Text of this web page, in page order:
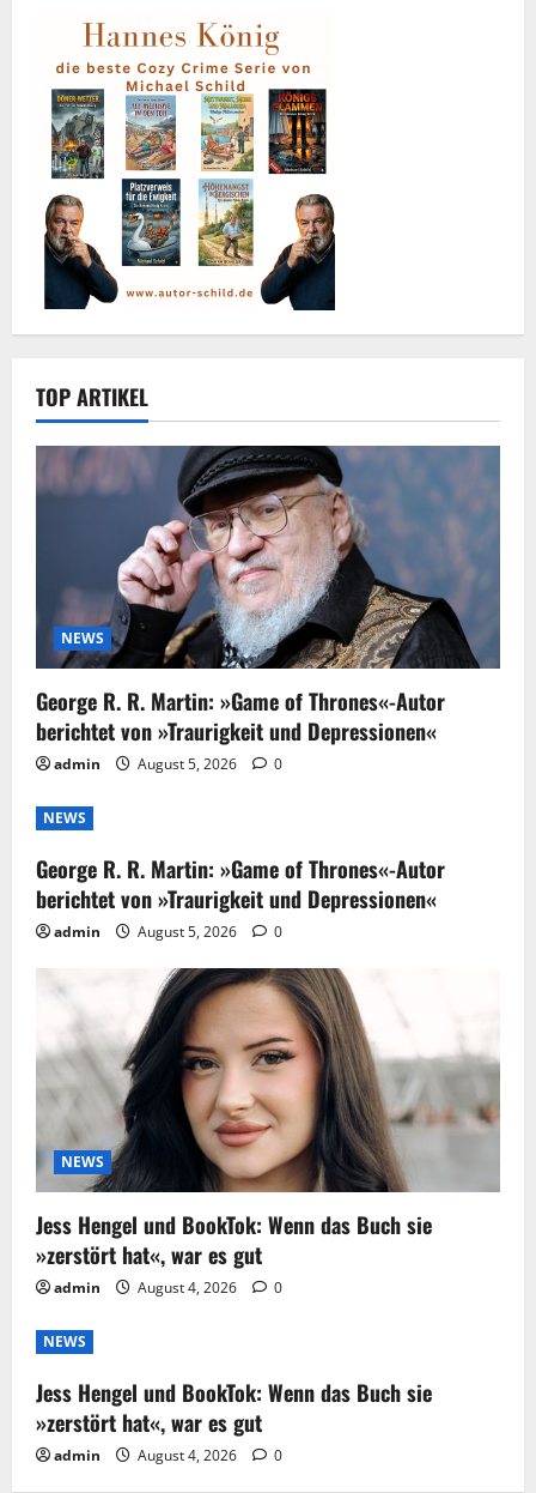
TOP ARTIKEL
NEWS
George R. R. Martin: »Game of Thrones«-Autor
berichtet von »Traurigkeit und Depressionen«
admin August 5, 2026 0
NEWS
George R. R. Martin: »Game of Thrones«-Autor
berichtet von »Traurigkeit und Depressionen«
admin August 5, 2026 0
NEWS
Jess Hengel und BookTok: Wenn das Buch sie
»zerstört hat«, war es gut
admin August 4, 2026 0
NEWS
Jess Hengel und BookTok: Wenn das Buch sie
»zerstört hat«, war es gut
admin August 4, 2026 0